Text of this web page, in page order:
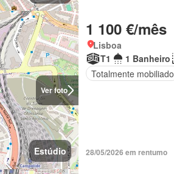
Ver foto
Estúdio
1 100 €/mês
Lisboa
T1
1 Banheiro
Totalmente mobiliado
28/05/2026 em rentumo